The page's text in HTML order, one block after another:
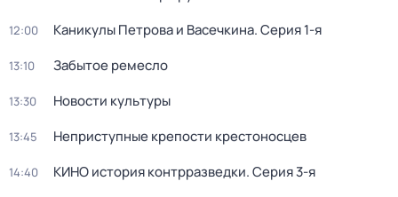
12:00 Каникулы Петрова и Васечкина. Серия 1-я
13:10 Забытое ремесло
13:30 Новости культуры
13:45 Неприступные крепости крестоносцев
14:40 КИНО история контрразведки. Серия 3-я